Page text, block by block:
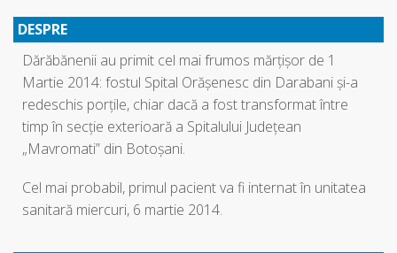
DESPRE
Dărăbănenii au primit cel mai frumos mărţişor de 1
Martie 2014: fostul Spital Orăşenesc din Darabani şi-a
redeschis porţile, chiar dacă a fost transformat între
timp în secţie exterioară a Spitalului Judeţean
„Mavromati” din Botoşani.
Cel mai probabil, primul pacient va fi internat în unitatea
sanitară miercuri, 6 martie 2014.